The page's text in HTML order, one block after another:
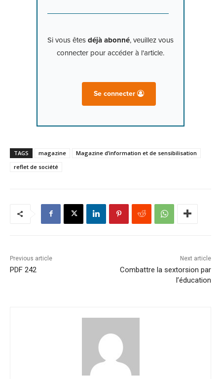
Si vous êtes déjà abonné, veuillez vous
connecter pour accéder à l'article.
Se connecter
TAGS magazine
Magazine d’information et de sensibilisation
reflet de société
Previous article
PDF 242
Next article
Combattre la sextorsion par
l’éducation